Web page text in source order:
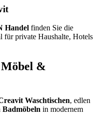
Handel finden Sie die
für private Haushalte, Hotels
Möbel &
Waschtischen, edlen
Badmöbeln in modernem